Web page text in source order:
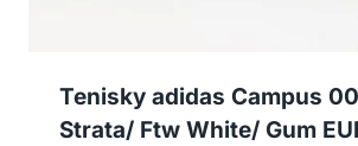
Tenisky adidas Campus
Strata/ Ftw White/ Gum